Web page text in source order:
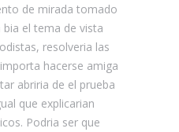
de mirada tomado
el tema de vista
resolveria las
hacerse amiga
abriria de el prueba
que explicarian
Podria ser que